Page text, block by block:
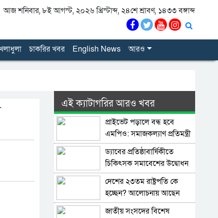
আজ শনিবার, ৮ই আগস্ট, ২০২৬ খ্রিস্টাব্দ, ২৪শে শ্রাবণ, ১৪৩৩ বঙ্গাব্দ
চাকরির খবর English News আরও
এই ক্যাটাগরির আরও খবর
প্রাইভেট পড়ালে বন্ধ হবে
এমপিও: সমাজকল্যাণ প্রতিমন্ত্রী
ড্যাবের প্রতিষ্ঠাবার্ষিকীতে
চিকিৎসক সমাবেশের উদ্বোধন
করলেন প্রধানমন্ত্রী
দেশের ২৩তম রাষ্ট্রপতি কে
হচ্ছেন? আলোচনায় আছেন
কারা?
জাতীয় সংসদের বিশেষ